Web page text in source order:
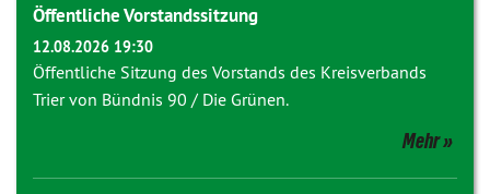
Öffentliche Vorstandssitzung
12.08.2026 19:30
Öffentliche Sitzung des Vorstands des Kreisverbands
Trier von Bündnis 90 / Die Grünen.
Mehr